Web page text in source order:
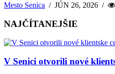
Mesto Senica /JÚN 26, 2026 /
NAJČÍTANEJŠIE
V Senici otvorili nové